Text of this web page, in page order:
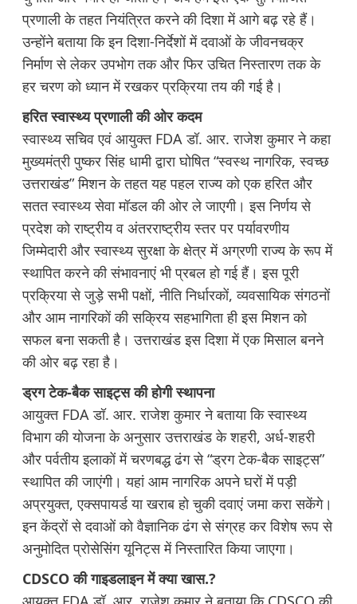
प्रणाली के तहत नियंत्रित करने की दिशा में आगे बढ़ रहे हैं।
उन्होंने बताया कि इन दिशा-निर्देशों में दवाओं के जीवनचक्र
निर्माण से लेकर उपभोग तक और फिर उचित निस्तारण तक के
हर चरण को ध्यान में रखकर प्रक्रिया तय की गई है।
हरित स्वास्थ्य प्रणाली की ओर कदम
स्वास्थ्य सचिव एवं आयुक्त FDA डॉ. आर. राजेश कुमार ने कहा
मुख्यमंत्री पुष्कर सिंह धामी द्वारा घोषित “स्वस्थ नागरिक, स्वच्छ
उत्तराखंड” मिशन के तहत यह पहल राज्य को एक हरित और
सतत स्वास्थ्य सेवा मॉडल की ओर ले जाएगी। इस निर्णय से
प्रदेश को राष्ट्रीय व अंतरराष्ट्रीय स्तर पर पर्यावरणीय
जिम्मेदारी और स्वास्थ्य सुरक्षा के क्षेत्र में अग्रणी राज्य के रूप में
स्थापित करने की संभावनाएं भी प्रबल हो गई हैं। इस पूरी
प्रक्रिया से जुड़े सभी पक्षों, नीति निर्धारकों, व्यवसायिक संगठनों
और आम नागरिकों की सक्रिय सहभागिता ही इस मिशन को
सफल बना सकती है। उत्तराखंड इस दिशा में एक मिसाल बनने
की ओर बढ़ रहा है।
ड्रग टेक-बैक साइट्स की होगी स्थापना
आयुक्त FDA डॉ. आर. राजेश कुमार ने बताया कि स्वास्थ्य
विभाग की योजना के अनुसार उत्तराखंड के शहरी, अर्ध-शहरी
और पर्वतीय इलाकों में चरणबद्ध ढंग से “ड्रग टेक-बैक साइट्स”
स्थापित की जाएंगी। यहां आम नागरिक अपने घरों में पड़ी
अप्रयुक्त, एक्सपायर्ड या खराब हो चुकी दवाएं जमा करा सकेंगे।
इन केंद्रों से दवाओं को वैज्ञानिक ढंग से संग्रह कर विशेष रूप से
अनुमोदित प्रोसेसिंग यूनिट्स में निस्तारित किया जाएगा।
CDSCO की गाइडलाइन में क्या खास.?